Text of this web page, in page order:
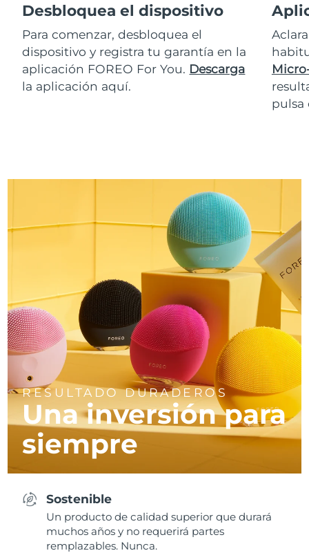
Desbloquea el dispositivo
Para comenzar, desbloquea el
dispositivo y registra tu garantía en la
aplicación FOREO For You. Descarga
la aplicación aquí.
pulsa
RESULTADO DURADEROS
Una inversión para
siempre
Sostenible
Un producto de calidad superior que durará
muchos años y no requerirá partes
remplazables. Nunca.